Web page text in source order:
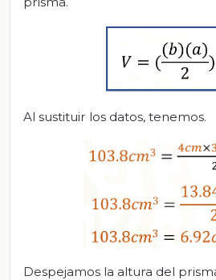
Al sustituir los datos, tenemos.
Despejamos la altura del